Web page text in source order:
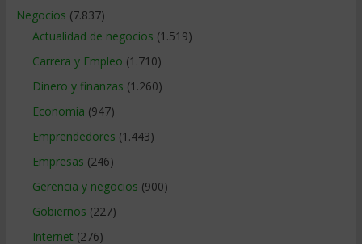
Negocios (7.837)
Actualidad de negocios (1.519)
Carrera y Empleo (1.710)
Dinero y finanzas (1.260)
Economía (947)
Emprendedores (1.443)
Empresas (246)
Gerencia y negocios (900)
Gobiernos (227)
Internet (276)